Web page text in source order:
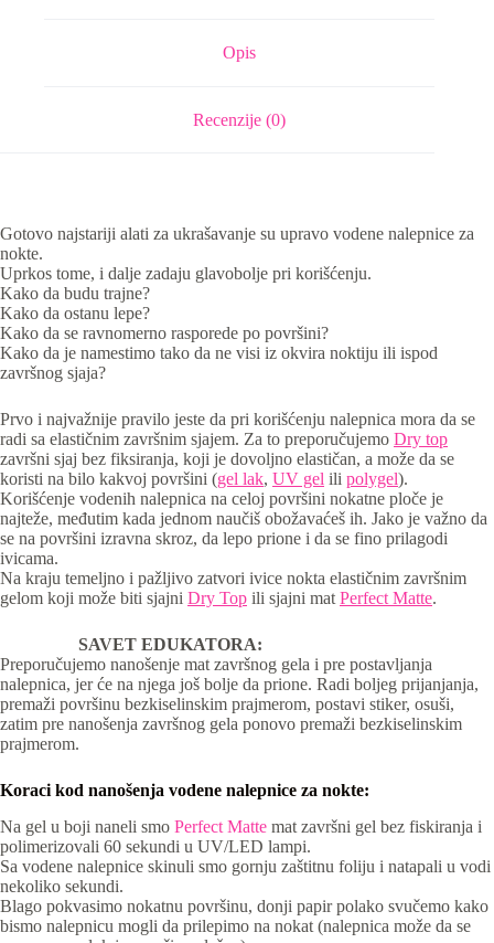
Opis
Recenzije (0)
Gotovo najstariji alati za ukrašavanje su upravo vodene nalepnice za
nokte.
Uprkos tome, i dalje zadaju glavobolje pri korišćenju.
Kako da budu trajne?
Kako da ostanu lepe?
Kako da se ravnomerno rasporede po površini?
Kako da je namestimo tako da ne visi iz okvira noktiju ili ispod
završnog sjaja?
Prvo i najvažnije pravilo jeste da pri korišćenju nalepnica mora da se
radi sa elastičnim završnim sjajem. Za to preporučujemo Dry top
završni sjaj bez fiksiranja, koji je dovoljno elastičan, a može da se
koristi na bilo kakvoj površini (gel lak, UV gel ili polygel).
Korišćenje vodenih nalepnica na celoj površini nokatne ploče je
najteže, međutim kada jednom naučiš obožavaćeš ih. Jako je važno da
se na površini izravna skroz, da lepo prione i da se fino prilagodi
ivicama.
Na kraju temeljno i pažljivo zatvori ivice nokta elastičnim završnim
gelom koji može biti sjajni Dry Top ili sjajni matPerfect Matte.
SAVET EDUKATORA:
Preporučujemo nanošenje mat završnog gela i pre postavljanja
nalepnica, jer će na njega još bolje da prione. Radi boljeg prijanjanja,
premaži površinu bezkiselinskim prajmerom, postavi stiker, osuši,
zatim pre nanošenja završnog gela ponovo premaži bezkiselinskim
prajmerom.
Koraci kod nanošenja vodene nalepnice za nokte:
Na gel u boji naneli smo Perfect Matte mat završni gel bez fiskiranja i
polimerizovali 60 sekundi u UV/LED lampi.
Sa vodene nalepnice skinuli smo gornju zaštitnu foliju i natapali u vodi
nekoliko sekundi.
Blago pokvasimo nokatnu površinu, donji papir polako svučemo kako
bismo nalepnicu mogli da prilepimo na nokat (nalepnica može da se